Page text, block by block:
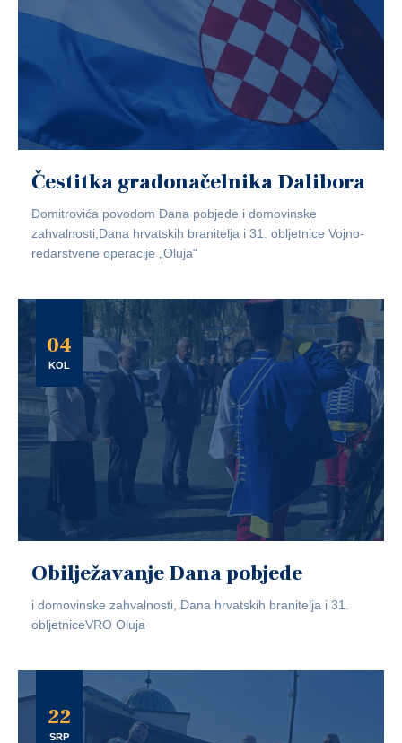
Čestitka gradonačelnika Dalibora
Domitrovića povodom Dana pobjede i domovinske
zahvalnosti,Dana hrvatskih branitelja i 31. obljetnice Vojno-
redarstvene operacije „Oluja“
04
KOL
Obilježavanje Dana pobjede
i domovinske zahvalnosti, Dana hrvatskih branitelja i 31.
obljetniceVRO Oluja
22
SRP